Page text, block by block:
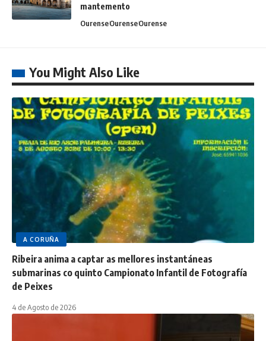
mantemento
OurenseOurenseOurense
You Might Also Like
A CORUÑA
Ribeira anima a captar as mellores instantáneas
submarinas co quinto Campionato Infantil de Fotografía
de Peixes
4 de Agosto de 2026